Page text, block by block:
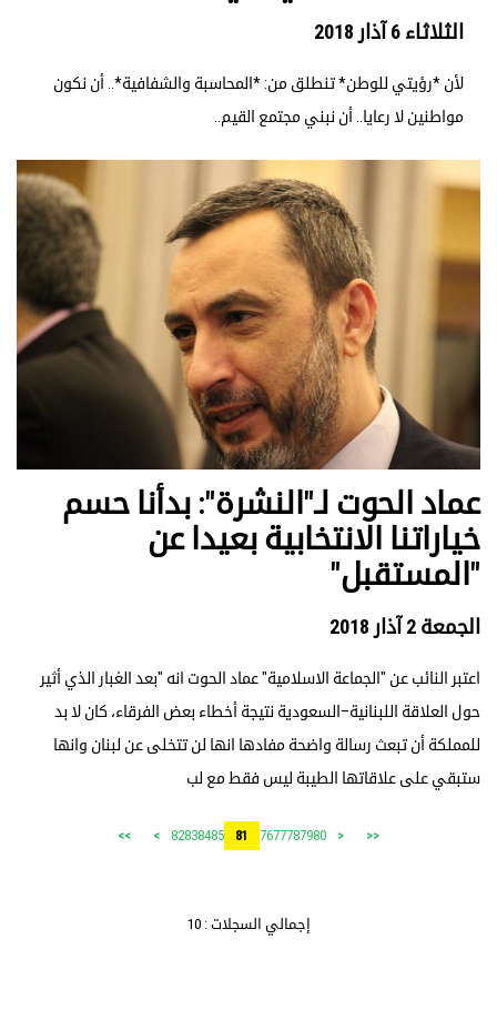
الثلاثاء 6 آذار 2018
لأن *رؤيتي للوطن* تنطلق من: *المحاسبة والشفافية*.. أن نكون
مواطنين لا رعايا.. أن نبني مجتمع القيم..
عماد الحوت لـ"النشرة": بدأنا حسم
خياراتنا الانتخابية بعيدا عن
"المستقبل"
الجمعة 2 آذار 2018
اعتبر النائب عن "​الجماعة الاسلامية​" ​عماد الحوت​ انه "بعد الغبار الذي أثير
حول العلاقة ال​لبنان​ية–السعودية نتيجة أخطاء بعض الفرقاء، كان لا بد
للمملكة أن تبعث رسالة واضحة مفادها انها لن تتخلى عن لبنان وانها
ستبقي على علاقاتها ​الطيبة​ ليس فقط مع لب
<<
<
7677787980
81
82838485
>
>>
إجمالي السجلات : 10